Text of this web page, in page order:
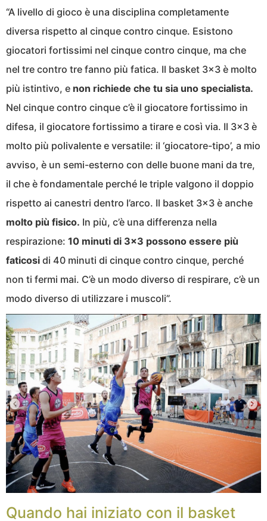
“A livello di gioco è una disciplina completamente
diversa rispetto al cinque contro cinque. Esistono
giocatori fortissimi nel cinque contro cinque, ma che
nel tre contro tre fanno più fatica. Il basket 3×3 è molto
più istintivo, e non richiede che tu sia uno specialista.
Nel cinque contro cinque c’è il giocatore fortissimo in
difesa, il giocatore fortissimo a tirare e così via. Il 3×3 è
molto più polivalente e versatile: il ‘giocatore-tipo’, a mio
avviso, è un semi-esterno con delle buone mani da tre,
il che è fondamentale perché le triple valgono il doppio
rispetto ai canestri dentro l’arco. Il basket 3×3 è anche
molto più fisico. In più, c’è una differenza nella
respirazione: 10 minuti di 3×3 possono essere più
faticosi di 40 minuti di cinque contro cinque, perché
non ti fermi mai. C’è un modo diverso di respirare, c’è un
modo diverso di utilizzare i muscoli”.
Quando hai iniziato con il basket